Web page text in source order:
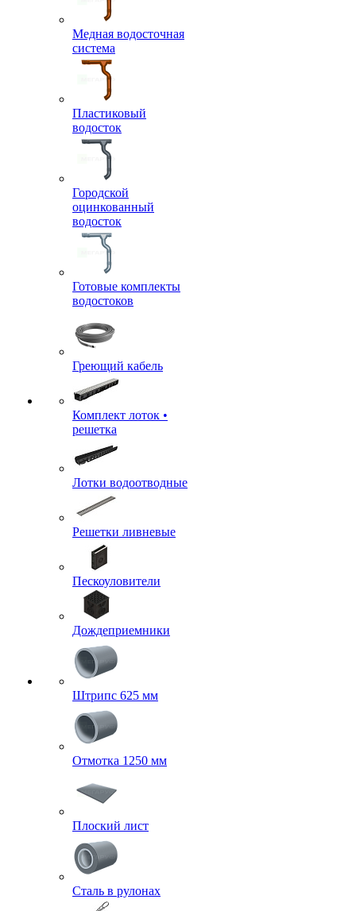
Медная водосточная
система
Пластиковый
водосток
Городской
оцинкованный
водосток
Готовые комплекты
водостоков
Греющий кабель
Комплект лоток •
решетка
Лотки водоотводные
Решетки ливневые
Пескоуловители
Дождеприемники
Штрипс 625 мм
Отмотка 1250 мм
Плоский лист
Сталь в рулонах